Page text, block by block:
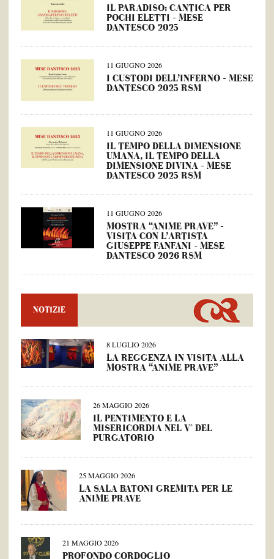
IL PARADISO: CANTICA PER
POCHI ELETTI – MESE
DANTESCO 2025
11 GIUGNO 2026
I CUSTODI DELL’INFERNO – MESE
DANTESCO 2025 RSM
11 GIUGNO 2026
IL TEMPO DELLA DIMENSIONE
UMANA, IL TEMPO DELLA
DIMENSIONE DIVINA – MESE
DANTESCO 2025 RSM
11 GIUGNO 2026
MOSTRA “ANIME PRAVE” –
VISITA CON L’ARTISTA
GIUSEPPE FANFANI – MESE
DANTESCO 2026 RSM
NOTIZIE
8 LUGLIO 2026
LA REGGENZA IN VISITA ALLA
MOSTRA “ANIME PRAVE”
26 MAGGIO 2026
IL PENTIMENTO E LA
MISERICORDIA NEL V° DEL
PURGATORIO
25 MAGGIO 2026
LA SALA BATONI GREMITA PER LE
ANIME PRAVE
21 MAGGIO 2026
PROFONDO CORDOGLIO